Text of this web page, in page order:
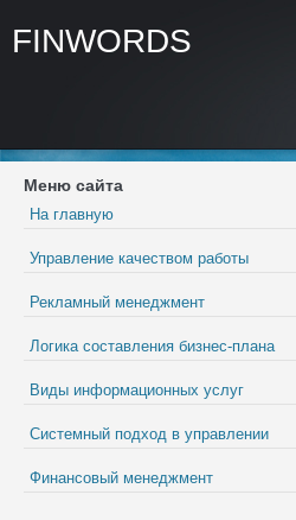
FINWORDS
Меню сайта
На главную
Управление качеством работы
Рекламный менеджмент
Логика составления бизнес-плана
Виды информационных услуг
Системный подход в управлении
Финансовый менеджмент